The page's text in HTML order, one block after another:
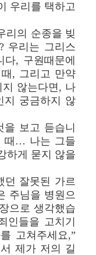
우리를 택하고
의 순종을 빚
우리는 그리스
, 구원때문에
, 그리고 만약
않는다면, 나
지 궁금하지 않
보고 듣습니
때… 나는 그들
하게 묻지 않을
잘못된 가르
주님을 병원으
으로 생각했습
인들을 고치기
고쳐주세요,”
제가 저의 길